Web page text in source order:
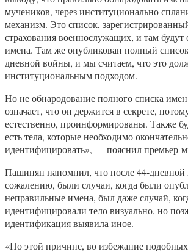
мучеников, через институционально
механизм. Это список,
страхования военнослужащих, и там
имена. Там же опубликован полный
дневной войны, и мы считаем, что это
институциональным подходом.
Но не обнародование полного списка
означает, что он держится в секрете,
естественно, проинформированы. Также
есть тела, которые необходимо
идентифицировать», — пояснил премьер-
Пашинян напомнил, что после 44-
сожалению, были случаи, когда были
неправильные имена, был даже случай,
идентифицировали тело визуально, но
идентификация выявила иное.
«По этой причине, во избежание